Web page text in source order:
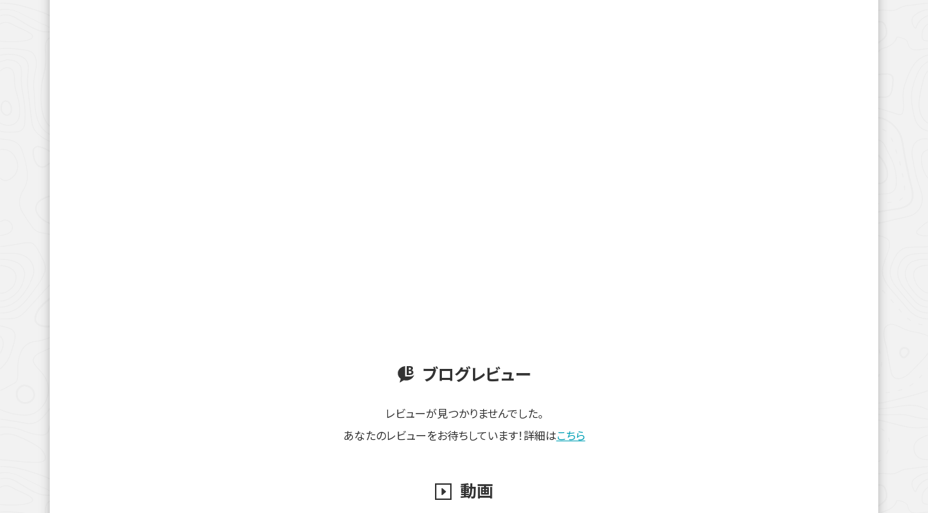
ブログレビュー
レビューが見つかりませんでした。
あなたのレビューをお待ちしています！詳細はこちら
動画